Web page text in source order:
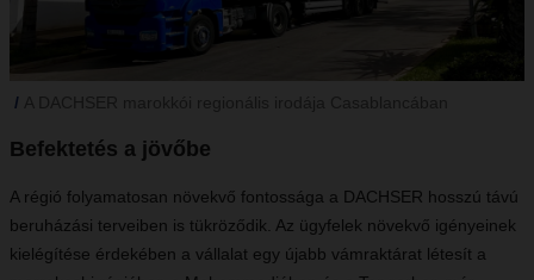
Befektetés a jövőbe
A régió folyamatosan növekvő fontossága a DACHSER hosszú távú
beruházási terveiben is tükröződik. Az ügyfelek növekvő igényeinek
kielégítése érdekében a vállalat egy újabb vámraktárat létesít a